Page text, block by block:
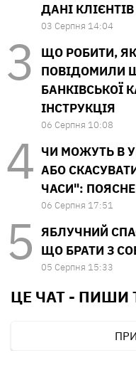
ДАНІ КЛІЄНТІВ
03 Серпня 14:04
ЩО РОБИТИ,
ПОВІДОМИЛИ
БАНКІВСЬКОЇ
ІНСТРУКЦІЯ
06 Серпня 10:08
ЧИ МОЖУТЬ В
АБО
ЧАСИ":
06 Серпня 17:51
ЯБЛУЧНИЙ
ЩО БРАТИ З
05 Серпня 15:33
ЦЕ ЧАТ - ПИШИ